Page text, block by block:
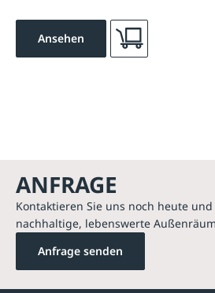
Ansehen
ANFRAGE
Kontaktieren Sie uns noch heute
nachhaltige, lebenswerte
Anfrage senden